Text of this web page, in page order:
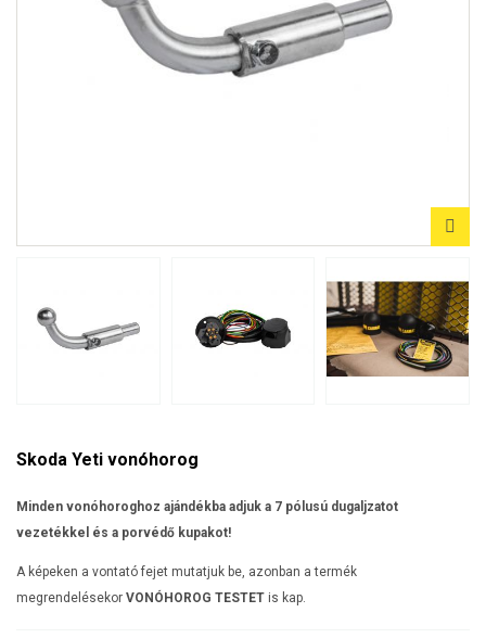
Skoda Yeti vonóhorog
Minden vonóhoroghoz ajándékba adjuk a 7 pólusú dugaljzatot
vezetékkel és a porvédő kupakot!
A képeken a vontató fejet mutatjuk be, azonban a termék
megrendelésekor VONÓHOROG TESTET is kap.